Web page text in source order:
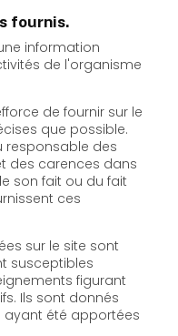
fournis.
information
de l'organisme
de fournir sur le
possible.
responsable des
des carences dans
ces
sur le site sont
susceptibles
figurant
Ils sont donnés